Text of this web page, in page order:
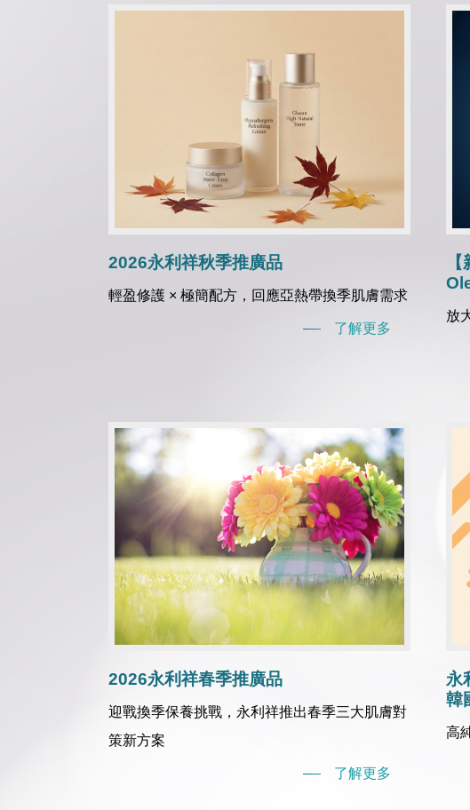
2026永利祥秋季推廣品
輕盈修護 × 極簡配方，回應亞熱帶換季肌膚需求
了解更多
放
2026永利祥春季推廣品
迎戰換季保養挑戰，永利祥推出春季三大肌膚對
策新方案
了解更多
永
韓
高